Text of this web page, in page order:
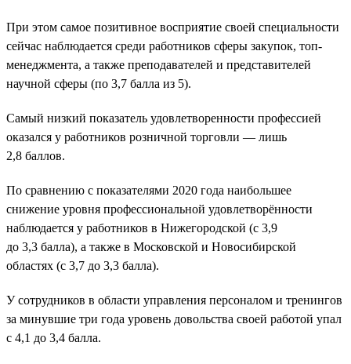
При этом самое позитивное восприятие своей специальности
сейчас наблюдается среди работников сферы закупок, топ-
менеджмента, а также преподавателей и представителей
научной сферы (по 3,7 балла из 5).
Самый низкий показатель удовлетворенности профессией
оказался у работников розничной торговли — лишь
2,8 баллов.
По сравнению с показателями 2020 года наибольшее
снижение уровня профессиональной удовлетворённости
наблюдается у работников в Нижегородской (с 3,9
до 3,3 балла), а также в Московской и Новосибирской
областях (с 3,7 до 3,3 балла).
У сотрудников в области управления персоналом и тренингов
за минувшие три года уровень довольства своей работой упал
с 4,1 до 3,4 балла.